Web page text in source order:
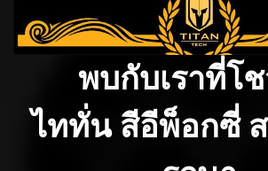
พบกับเราที่โ
ไททั่น สีอีพ็อกซี่